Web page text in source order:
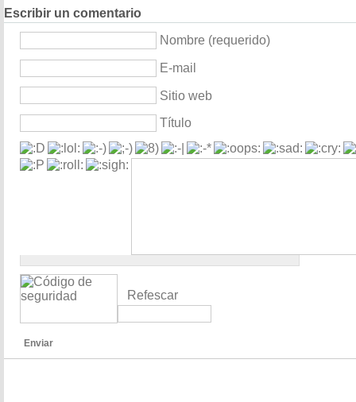
Escribir un comentario
Nombre (requerido)
E-mail
Sitio web
Título
Refescar
Enviar